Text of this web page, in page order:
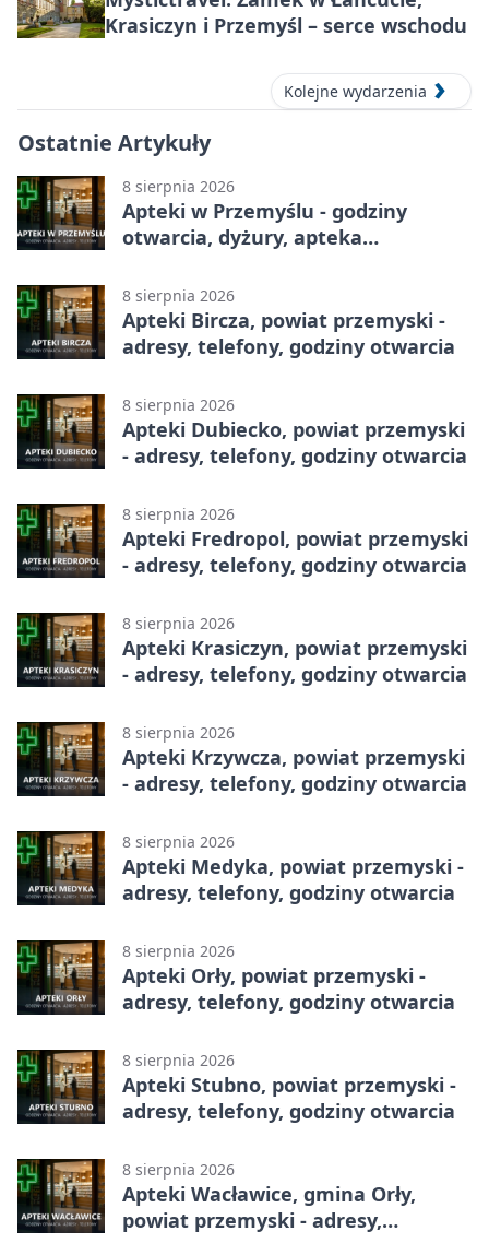
Krasiczyn i Przemyśl – serce wschodu
Kolejne wydarzenia
Ostatnie Artykuły
8 sierpnia 2026
Apteki w Przemyślu - godziny
otwarcia, dyżury, apteka
8 sierpnia 2026
Apteki Bircza, powiat przemyski -
adresy, telefony, godziny otwarcia
8 sierpnia 2026
Apteki Dubiecko, powiat przemyski
- adresy, telefony, godziny otwarcia
8 sierpnia 2026
Apteki Fredropol, powiat przemyski
- adresy, telefony, godziny otwarcia
8 sierpnia 2026
Apteki Krasiczyn, powiat przemyski
- adresy, telefony, godziny otwarcia
8 sierpnia 2026
Apteki Krzywcza, powiat przemyski
- adresy, telefony, godziny otwarcia
8 sierpnia 2026
Apteki Medyka, powiat przemyski -
adresy, telefony, godziny otwarcia
8 sierpnia 2026
Apteki Orły, powiat przemyski -
adresy, telefony, godziny otwarcia
8 sierpnia 2026
Apteki Stubno, powiat przemyski -
adresy, telefony, godziny otwarcia
8 sierpnia 2026
Apteki Wacławice, gmina Orły,
powiat przemyski - adresy,